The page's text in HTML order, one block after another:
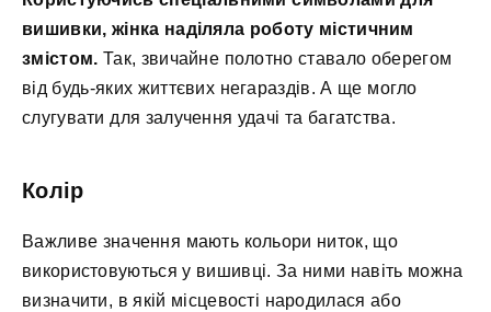
вишивки, жінка наділяла роботу містичним
змістом. Так, звичайне полотно ставало оберегом
від будь-яких життєвих негараздів. А ще могло
слугувати для залучення удачі та багатства.
Колір
Важливе значення мають кольори ниток, що
використовуються у вишивці. За ними навіть можна
визначити, в якій місцевості народилася або